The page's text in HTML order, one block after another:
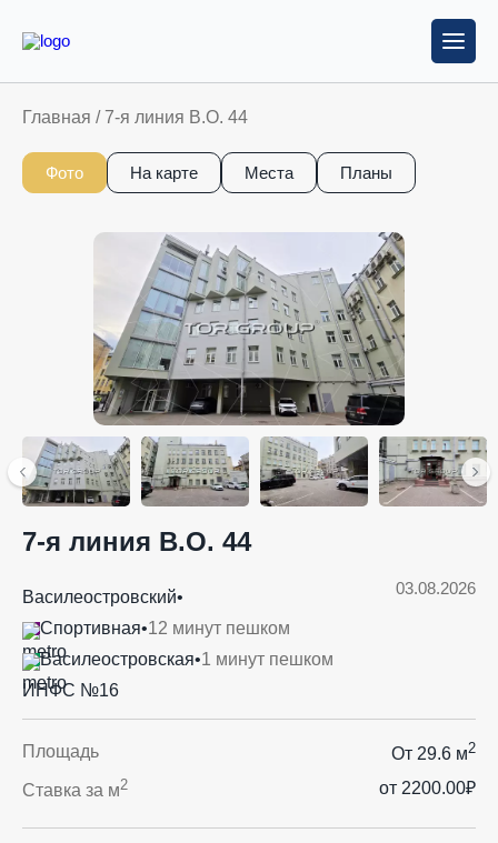
Главная /7-я линия В.О. 44
Фото На карте Места Планы
7-я линия В.О. 44
03.08.2026
Василеостровский•
Спортивная•12 минут пешком
Василеостровская•1 минут пешком
ИНФС №16
Площадь От 29.6 м2
Ставка за м2 от 2200.00₽